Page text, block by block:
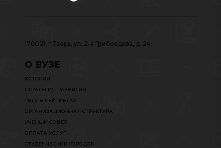
170021, г.Тверь, ул. 2-я Грибоедова, д. 24
О ВУЗЕ
ИСТОРИЯ
СТРАТЕГИЯ РАЗВИТИЯ
ТВГУ В РЕЙТИНГАХ
ОРГАНИЗАЦИОННАЯ СТРУКТУРА
УЧЕНЫЙ СОВЕТ
ОПЛАТА УСЛУГ
СТУДЕНЧЕСКИЙ ГОРОДОК